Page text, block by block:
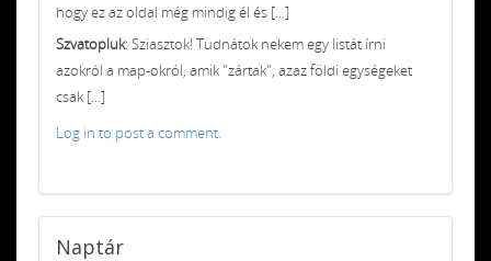
hogy ez az oldal még mindig él és [...]
Szvatopluk: Sziasztok! Tudnátok nekem egy listát írni
azokról a map-okról, amik "zártak", azaz földi egységeket
csak [...]
Log in to post a comment.
Naptár